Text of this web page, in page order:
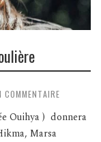
COMMENTAIRE
Ouihya ) donnera
Marsa